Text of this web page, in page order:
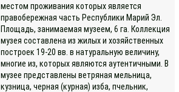
местом проживания которых является
правобережная часть Республики Марий Эл.
Площадь, занимаемая музеем, 6 га. Коллекция
музея составлена из жилых и хозяйственных
построек 19-20 вв. в натуральную величину,
многие из, которых являются аутентичными. В
музее представлены ветряная мельница,
кузница, черная (курная) изба, пчельник,